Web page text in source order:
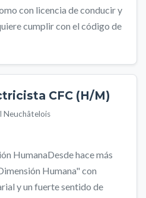
con licencia de conducir y
cumplir con el código de
CFC (H/M)
Neuchâtelois
HumanaDesde hace más
Humana" con
y un fuerte sentido de